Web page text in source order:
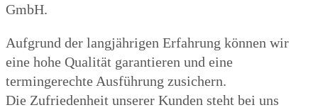
GmbH.
Aufgrund der langjährigen Erfahrung können wir
eine hohe Qualität garantieren und eine
termingerechte Ausführung zusichern.
Die Zufriedenheit unserer Kunden steht bei uns